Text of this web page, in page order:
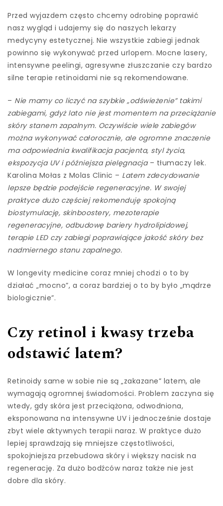
Przed wyjazdem często chcemy odrobinę poprawić
nasz wygląd i udajemy się do naszych lekarzy
medycyny estetycznej. Nie wszystkie zabiegi jednak
powinno się wykonywać przed urlopem. Mocne lasery,
intensywne peelingi, agresywne złuszczanie czy bardzo
silne terapie retinoidami nie są rekomendowane.
– Nie mamy co liczyć na szybkie „odświeżenie” takimi
zabiegami, gdyż lato nie jest momentem na przeciążanie
skóry stanem zapalnym. Oczywiście wiele zabiegów
można wykonywać całorocznie, ale ogromne znaczenie
ma odpowiednia kwalifikacja pacjenta, styl życia,
ekspozycja UV i późniejsza pielęgnacja– tłumaczy lek.
Karolina Mołas z Molas Clinic – Latem zdecydowanie
lepsze będzie podejście regeneracyjne. W swojej
praktyce dużo częściej rekomenduję spokojną
biostymulację, skinboostery, mezoterapie
regeneracyjne, odbudowę bariery hydrolipidowej,
terapie LED czy zabiegi poprawiające jakość skóry bez
nadmiernego stanu zapalnego.
W longevity medicine coraz mniej chodzi o to by
działać „mocno”, a coraz bardziej o to by było „mądrze
biologicznie”.
Czy retinol i kwasy trzeba
odstawić latem?
Retinoidy same w sobie nie są „zakazane” latem, ale
wymagają ogromnej świadomości. Problem zaczyna się
wtedy, gdy skóra jest przeciążona, odwodniona,
eksponowana na intensywne UV i jednocześnie dostaje
zbyt wiele aktywnych terapii naraz. W praktyce dużo
lepiej sprawdzają się mniejsze częstotliwości,
spokojniejsza przebudowa skóry i większy nacisk na
regenerację. Za dużo bodźców naraz także nie jest
dobre dla skóry.